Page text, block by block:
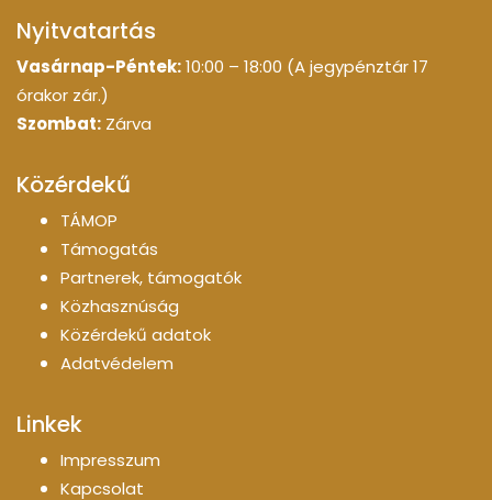
Nyitvatartás
Vasárnap-Péntek:10:00 – 18:00 (A jegypénztár 17
órakor zár.)
Szombat: Zárva
Közérdekű
TÁMOP
Támogatás
Partnerek, támogatók
Közhasznúság
Közérdekű adatok
Adatvédelem
Linkek
Impresszum
Kapcsolat